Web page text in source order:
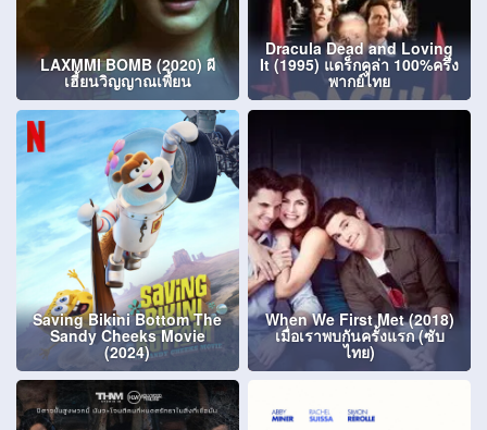
LAXMMI BOMB (2020) ผี
เฮี้ยนวิญญาณเพี้ยน
Dracula Dead and Loving
It (1995) แดร็กคูล่า 100%ครึ่ง
พากย์ไทย
Saving Bikini Bottom The
Sandy Cheeks Movie
(2024)
When We First Met (2018)
เมื่อเราพบกันครั้งแรก (ซับ
ไทย)